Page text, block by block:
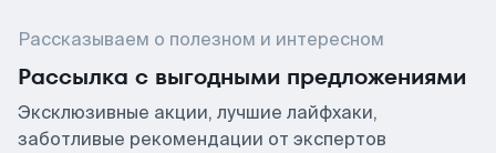
Рассказываем о полезном и интересном
Рассылка с выгодными предложениями
Эксклюзивные акции, лучшие лайфхаки,
заботливые рекомендации от экспертов